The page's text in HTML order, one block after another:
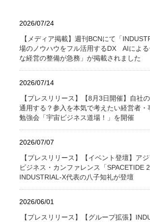
2026/07/24
【メディア掲載】週刊BCNにて「
場のノウハウをフル活用するDX AIによる
な経営の整備が急務」が掲載されました
2026/07/14
【プレスリリース】【8月3日開催】自社
通用する？参入を本気で考えたい経営者・
勉強会「宇宙ビジネス道場！」を開催
2026/07/07
【プレスリリース】【イベント登壇】ア
ビジネス・カンファレンス「SPACETIDE
INDUSTRIAL-X代表の八子知礼が登壇
2026/06/01
【プレスリリース】【グループ拡張】